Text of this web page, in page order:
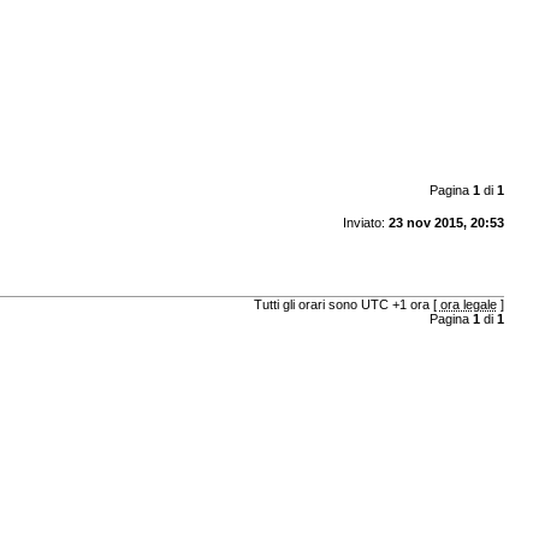
Pagina 1di 1
Inviato: 23 nov 2015, 20:53
Tutti gli orari sono UTC +1 ora [ ora legale]
Pagina 1di 1